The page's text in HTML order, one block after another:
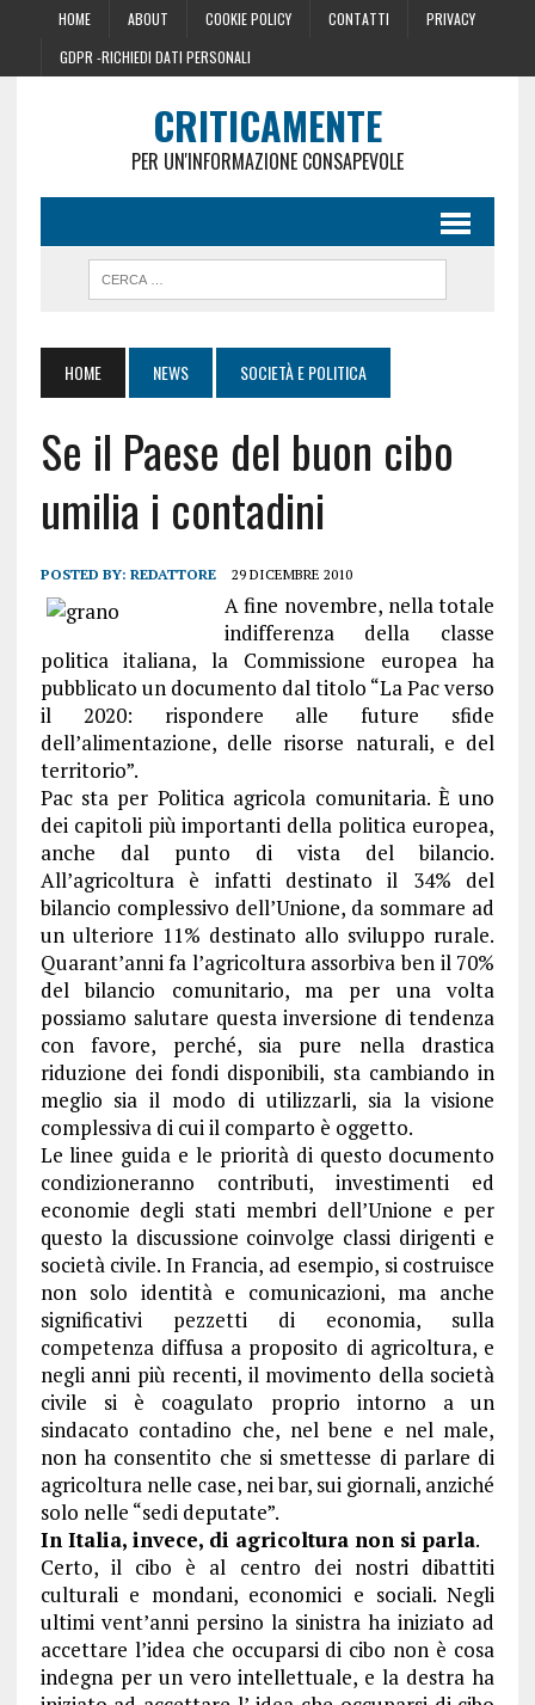
HOME ABOUT COOKIE POLICY CONTATTI
PRIVACY
GDPR -RICHIEDI DATI PERSONALI
CRITICAMENTE
PER UN'INFORMAZIONE CONSAPEVOLE
HOME NEWS SOCIETÀ E POLITICA
Se il Paese del buon cibo
umilia i contadini
POSTED BY: REDATTORE 29 DICEMBRE 2010
A fine novembre, nella totale
indifferenza della classe
politica italiana, la Commissione europea ha
pubblicato un documento dal titolo “La Pac verso
il 2020: rispondere alle future sfide
dell’alimentazione, delle risorse naturali, e del
territorio”.
Pac sta per Politica agricola comunitaria. È uno
dei capitoli più importanti della politica europea,
anche dal punto di vista del bilancio.
All’agricoltura è infatti destinato il 34% del
bilancio complessivo dell’Unione, da sommare ad
un ulteriore 11% destinato allo sviluppo rurale.
Quarant’anni fa l’agricoltura assorbiva ben il 70%
del bilancio comunitario, ma per una volta
possiamo salutare questa inversione di tendenza
con favore, perché, sia pure nella drastica
riduzione dei fondi disponibili, sta cambiando in
meglio sia il modo di utilizzarli, sia la visione
complessiva di cui il comparto è oggetto.
Le linee guida e le priorità di questo documento
condizioneranno contributi, investimenti ed
economie degli stati membri dell’Unione e per
questo la discussione coinvolge classi dirigenti e
società civile. In Francia, ad esempio, si costruisce
non solo identità e comunicazioni, ma anche
significativi pezzetti di economia, sulla
competenza diffusa a proposito di agricoltura, e
negli anni più recenti, il movimento della società
civile si è coagulato proprio intorno a un
sindacato contadino che, nel bene e nel male,
non ha consentito che si smettesse di parlare di
agricoltura nelle case, nei bar, sui giornali, anziché
solo nelle “sedi deputate”.
In Italia, invece, di agricoltura non si parla.
Certo, il cibo è al centro dei nostri dibattiti
culturali e mondani, economici e sociali. Negli
ultimi vent’anni persino la sinistra ha iniziato ad
accettare l’idea che occuparsi di cibo non è cosa
indegna per un vero intellettuale, e la destra ha